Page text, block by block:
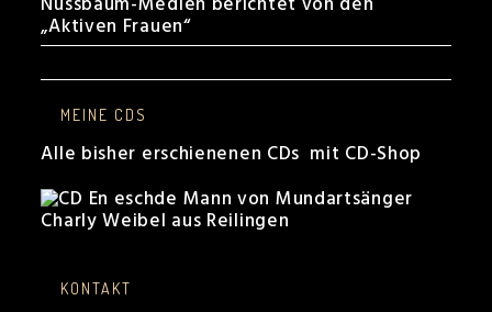
„Aktiven Frauen“
MEINE CDS
Alle bisher erschienenen CDs mit CD-Shop
KONTAKT